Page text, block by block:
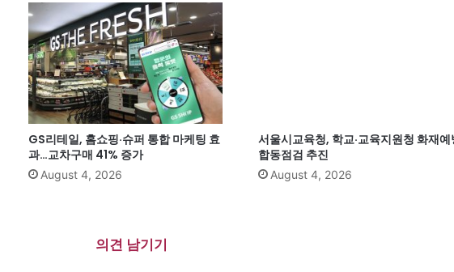
GS리테일, 홈쇼핑·슈퍼 통합 마케팅 효
과…교차구매 41% 증가
August 4, 2026
서울시교육청, 학교·교육지원청 화재예
합동점검 추진
August 4, 2026
의견 남기기